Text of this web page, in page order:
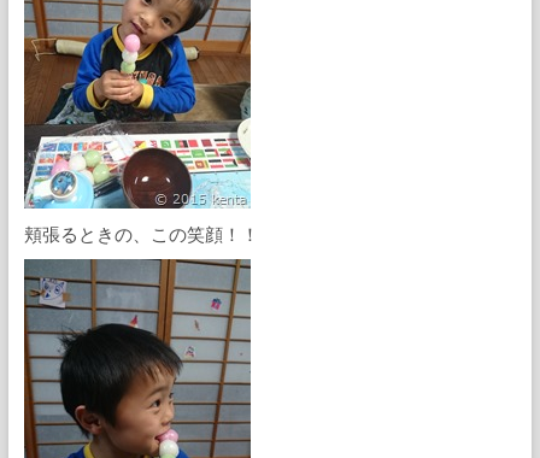
頬張るときの、この笑顔！！